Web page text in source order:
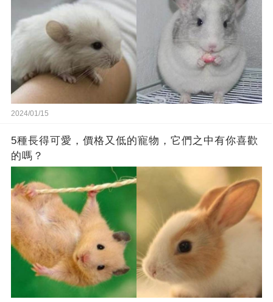
2024/01/15
5種長得可愛，價格又低的寵物，它們之中有你喜歡
的嗎？